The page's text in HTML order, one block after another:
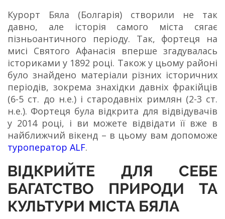
Курорт Бяла (Болгарія) створили не так
давно, але історія самого міста сягає
пізньоантичного періоду. Так, фортеця на
мисі Святого Афанасія вперше згадувалась
істориками у 1892 році. Також у цьому районі
було знайдено матеріали різних історичних
періодів, зокрема знахідки давніх фракійців
(6-5 ст. до н.е.) і стародавніх римлян (2-3 ст.
н.е.). Фортеця була відкрита для відвідувачів
у 2014 році, і ви можете відвідати її вже в
найближчий вікенд – в цьому вам допоможе
туроператор ALF.
ВІДКРИЙТЕ ДЛЯ СЕБЕ
БАГАТСТВО ПРИРОДИ ТА
КУЛЬТУРИ МІСТА БЯЛА